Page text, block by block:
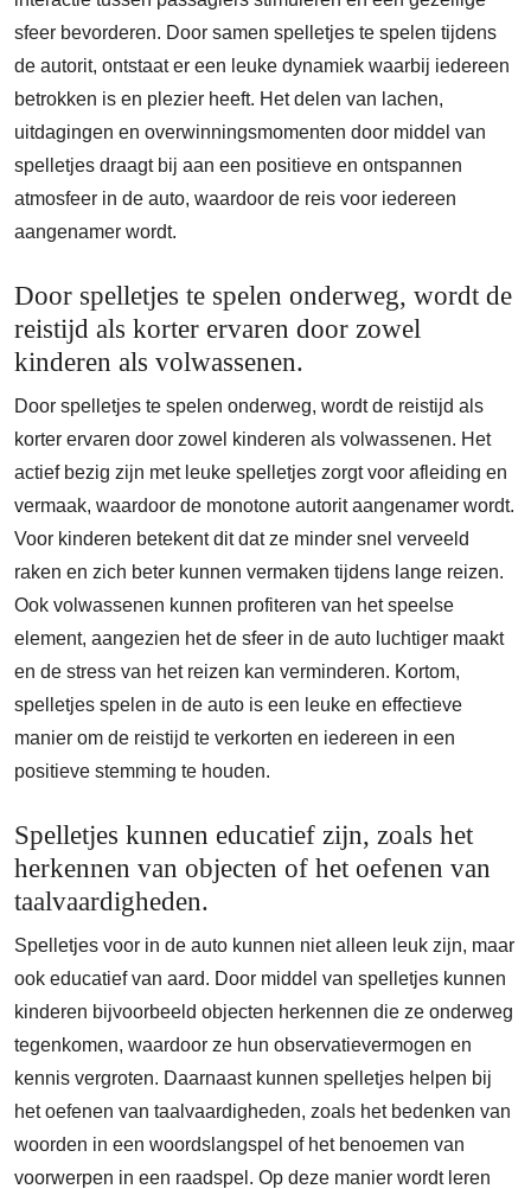
sfeer bevorderen. Door samen spelletjes te spelen tijdens
de autorit, ontstaat er een leuke dynamiek waarbij iedereen
betrokken is en plezier heeft. Het delen van lachen,
uitdagingen en overwinningsmomenten door middel van
spelletjes draagt bij aan een positieve en ontspannen
atmosfeer in de auto, waardoor de reis voor iedereen
aangenamer wordt.
Door spelletjes te spelen onderweg, wordt de
reistijd als korter ervaren door zowel
kinderen als volwassenen.
Door spelletjes te spelen onderweg, wordt de reistijd als
korter ervaren door zowel kinderen als volwassenen. Het
actief bezig zijn met leuke spelletjes zorgt voor afleiding en
vermaak, waardoor de monotone autorit aangenamer wordt.
Voor kinderen betekent dit dat ze minder snel verveeld
raken en zich beter kunnen vermaken tijdens lange reizen.
Ook volwassenen kunnen profiteren van het speelse
element, aangezien het de sfeer in de auto luchtiger maakt
en de stress van het reizen kan verminderen. Kortom,
spelletjes spelen in de auto is een leuke en effectieve
manier om de reistijd te verkorten en iedereen in een
positieve stemming te houden.
Spelletjes kunnen educatief zijn, zoals het
herkennen van objecten of het oefenen van
taalvaardigheden.
Spelletjes voor in de auto kunnen niet alleen leuk zijn, maar
ook educatief van aard. Door middel van spelletjes kunnen
kinderen bijvoorbeeld objecten herkennen die ze onderweg
tegenkomen, waardoor ze hun observatievermogen en
kennis vergroten. Daarnaast kunnen spelletjes helpen bij
het oefenen van taalvaardigheden, zoals het bedenken van
woorden in een woordslangspel of het benoemen van
voorwerpen in een raadspel. Op deze manier wordt leren